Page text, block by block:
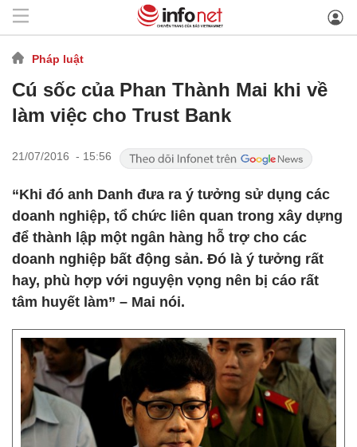
Pháp luật
Cú sốc của Phan Thành Mai khi về
làm việc cho Trust Bank
21/07/2016 - 15:56
“Khi đó anh Danh đưa ra ý tưởng sử dụng các
doanh nghiệp, tổ chức liên quan trong xây dựng
để thành lập một ngân hàng hỗ trợ cho các
doanh nghiệp bất động sản. Đó là ý tưởng rất
hay, phù hợp với nguyện vọng nên bị cáo rất
tâm huyết làm” – Mai nói.